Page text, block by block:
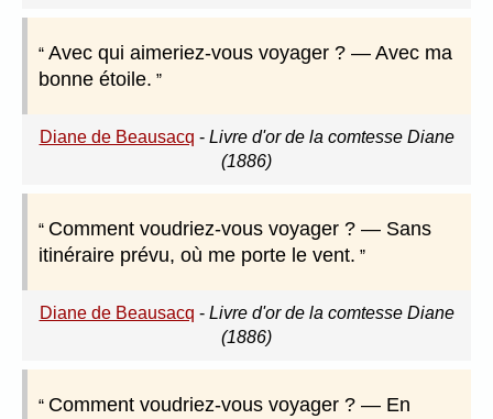
Avec qui aimeriez-vous voyager ? — Avec ma
bonne étoile.
Diane de Beausacq - Livre d'or de la comtesse Diane
(1886)
Comment voudriez-vous voyager ? — Sans
itinéraire prévu, où me porte le vent.
Diane de Beausacq - Livre d'or de la comtesse Diane
(1886)
Comment voudriez-vous voyager ? — En